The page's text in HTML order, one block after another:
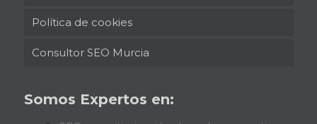
Política de cookies
Consultor SEO Murcia
Somos Expertos en: